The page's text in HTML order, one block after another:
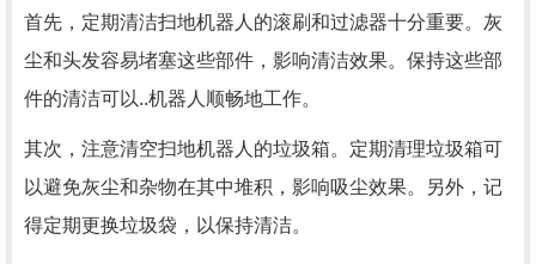
首先，定期清洁扫地机器人的滚刷和过滤器十分重要。灰
尘和头发容易堵塞这些部件，影响清洁效果。保持这些部
件的清洁可以..机器人顺畅地工作。
其次，注意清空扫地机器人的垃圾箱。定期清理垃圾箱可
以避免灰尘和杂物在其中堆积，影响吸尘效果。另外，记
得定期更换垃圾袋，以保持清洁。